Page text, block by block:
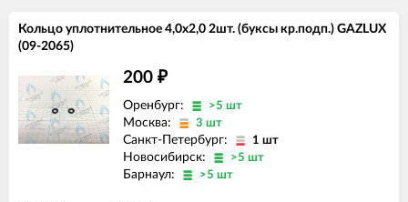
Кольцо уплотнительное 4,0x2,0 2шт. (буксы кр.подп.) GAZLUX
(09-2065)
200 ₽
Оренбург: >5 шт
Москва: 3 шт
Санкт-Петербург: 1 шт
Новосибирск: >5 шт
Барнаул: >5 шт